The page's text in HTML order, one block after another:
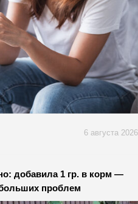
6 августа 2026
добавила 1 гр. в корм —
проблем